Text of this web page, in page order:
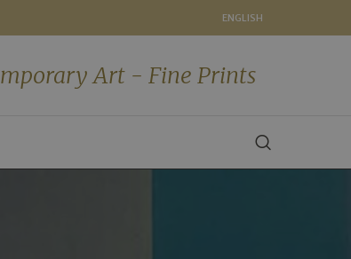
ENGLISH
Art - Fine Prints